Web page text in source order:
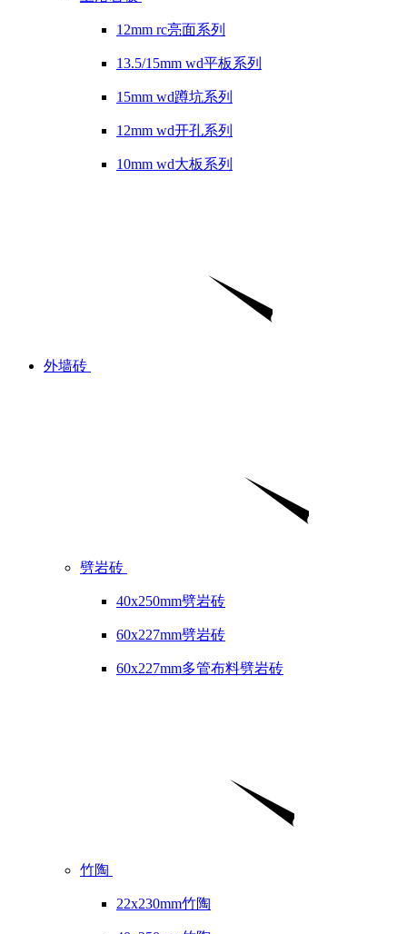
12mm rc亮面系列
13.5/15mm wd平板系列
15mm wd蹲坑系列
12mm wd开孔系列
10mm wd大板系列
外墙砖
劈岩砖
40x250mm劈岩砖
60x227mm劈岩砖
60x227mm多管布料劈岩砖
竹陶
22x230mm竹陶